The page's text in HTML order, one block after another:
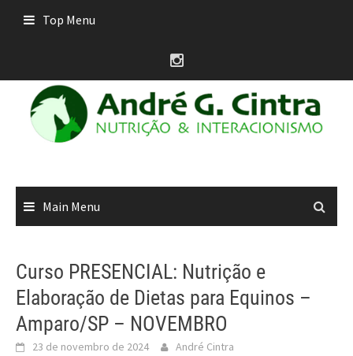
Top Menu
Main Menu
Curso PRESENCIAL: Nutrição e
Elaboração de Dietas para Equinos –
Amparo/SP – NOVEMBRO
23 de novembro de 2024 André Cintra